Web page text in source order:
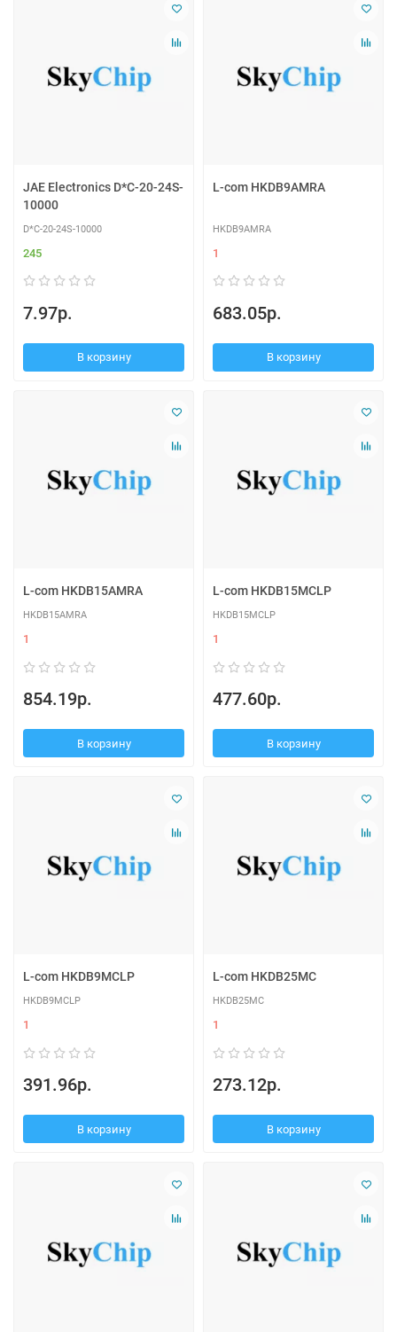
JAE Electronics D*C-20-24S-
10000
D*C-20-24S-10000
245
7.97р.
В корзину
L-com HKDB9AMRA
HKDB9AMRA
1
683.05р.
В корзину
L-com HKDB15AMRA
HKDB15AMRA
1
854.19р.
В корзину
L-com HKDB15MCLP
HKDB15MCLP
1
477.60р.
В корзину
L-com HKDB9MCLP
HKDB9MCLP
1
391.96р.
В корзину
L-com HKDB25MC
HKDB25MC
1
273.12р.
В корзину